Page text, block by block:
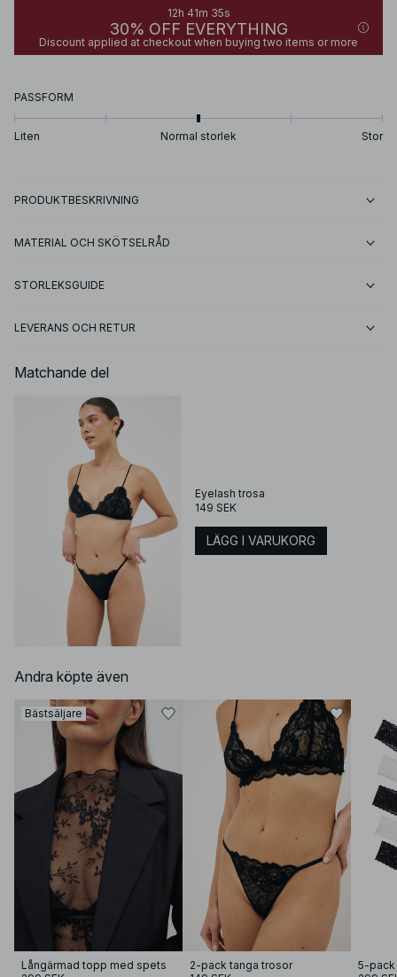
12h 41m 35s
30% OFF EVERYTHING
Discount applied at checkout when buying two items or more
PASSFORM
Liten Normal storlek Stor
PRODUKTBESKRIVNING
MATERIAL OCH SKÖTSELRÅD
STORLEKSGUIDE
LEVERANS OCH RETUR
Matchande del
Eyelash trosa
149 SEK
LÄGG I VARUKORG
Andra köpte även
Bästsäljare
Långärmad topp med spets
2-pack tanga trosor